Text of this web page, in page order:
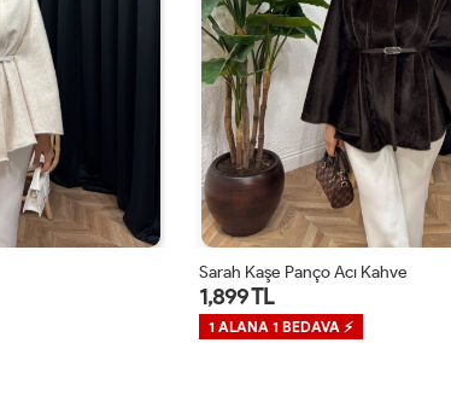
Sarah Kaşe Panço Acı Kahve
1,899 TL
1 ALANA 1 BEDAVA ⚡